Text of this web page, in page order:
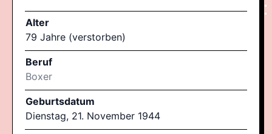
Alter
79 Jahre (verstorben)
Beruf
Boxer
Geburtsdatum
Dienstag, 21. November 1944